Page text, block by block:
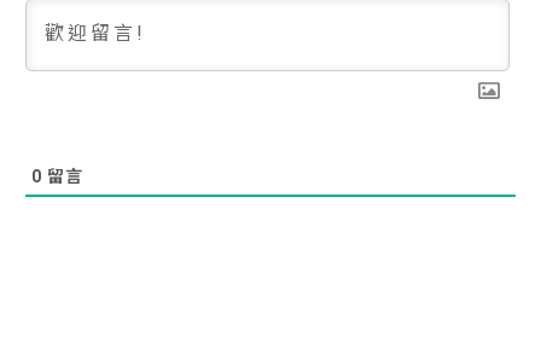
0 留言